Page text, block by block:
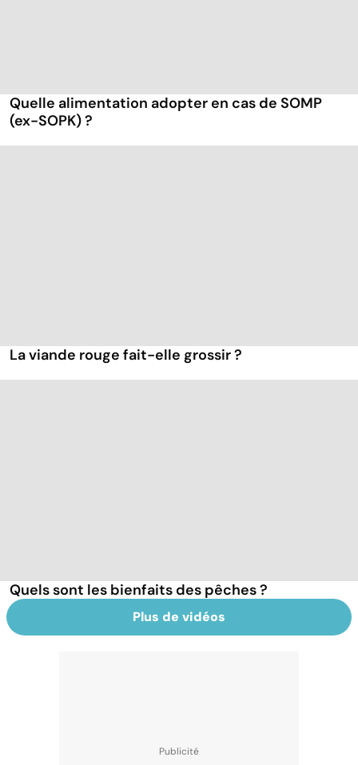
Quelle alimentation adopter en cas de SOMP
(ex-SOPK) ?
La viande rouge fait-elle grossir ?
Quels sont les bienfaits des pêches ?
Plus de vidéos